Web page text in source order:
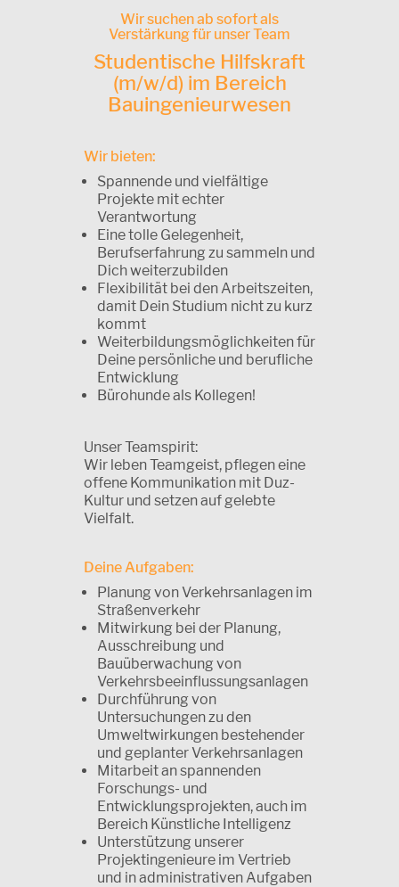
Wir suchen ab sofort als
Verstärkung für unser Team
Studentische Hilfskraft
(m/w/d) im Bereich
Bauingenieurwesen
Wir bieten:
Spannende und vielfältige
Projekte mit echter
Verantwortung
Eine tolle Gelegenheit,
Berufserfahrung zu sammeln und
Dich weiterzubilden
Flexibilität bei den Arbeitszeiten,
damit Dein Studium nicht zu kurz
kommt
Weiterbildungsmöglichkeiten für
Deine persönliche und berufliche
Entwicklung
Bürohunde als Kollegen!
Unser Teamspirit:
Wir leben Teamgeist, pflegen eine
offene Kommunikation mit Duz-
Kultur und setzen auf gelebte
Vielfalt.
Deine Aufgaben:
Planung von Verkehrsanlagen im
Straßenverkehr
Mitwirkung bei der Planung,
Ausschreibung und
Bauüberwachung von
Verkehrsbeeinflussungsanlagen
Durchführung von
Untersuchungen zu den
Umweltwirkungen bestehender
und geplanter Verkehrsanlagen
Mitarbeit an spannenden
Forschungs- und
Entwicklungsprojekten, auch im
Bereich Künstliche Intelligenz
Unterstützung unserer
Projektingenieure im Vertrieb
und in administrativen Aufgaben